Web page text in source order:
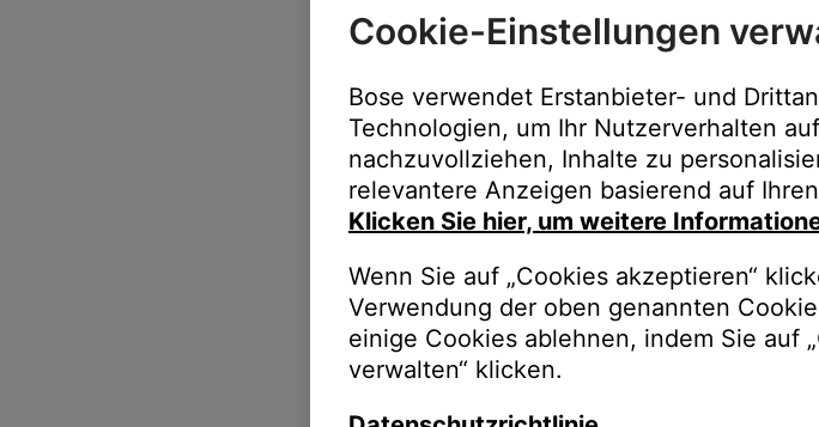
Cookie-Einstellungen
Bose verwendet Erstanbieter- und
Technologien, um Ihr Nutzerverhalten
nachzuvollziehen, Inhalte zu
relevantere Anzeigen basierend auf
Klicken Sie hier, um weitere
Wenn Sie auf „Cookies akzeptieren“
Verwendung der oben genannten
einige Cookies ablehnen, indem Sie auf
verwalten“ klicken.